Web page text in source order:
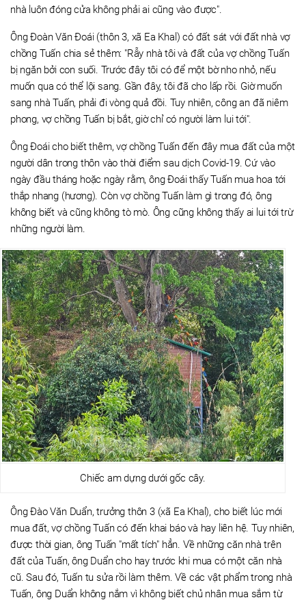
nhà luôn đóng cửa không phải ai cũng vào được".
Ông Đoàn Văn Đoái (thôn 3, xã Ea Khal) có đất sát với đất nhà vợ
chồng Tuấn chia sẻ thêm: "Rẫy nhà tôi và đất của vợ chồng Tuấn
bị ngăn bởi con suối. Trước đây tôi có để một bờ nho nhỏ, nếu
muốn qua có thể lội sang. Gần đây, tôi đã cho lấp rồi. Giờ muốn
sang nhà Tuấn, phải đi vòng quả đồi. Tuy nhiên, công an đã niêm
phong, vợ chồng Tuấn bị bắt, giờ chỉ có người làm lui tới".
Ông Đoái cho biết thêm, vợ chồng Tuấn đến đây mua đất của một
người dân trong thôn vào thời điểm sau dịch Covid-19. Cứ vào
ngày đầu tháng hoặc ngày rằm, ông Đoái thấy Tuấn mua hoa tới
thắp nhang (hương). Còn vợ chồng Tuấn làm gì trong đó, ông
không biết và cũng không tò mò. Ông cũng không thấy ai lui tới trừ
những người làm.
Chiếc am dựng dưới gốc cây.
Ông Đào Văn Duẩn, trưởng thôn 3 (xã Ea Khal), cho biết lúc mới
mua đất, vợ chồng Tuấn có đến khai báo và hay liên hệ. Tuy nhiên,
được thời gian, ông Tuấn "mất tích" hẳn. Về những căn nhà trên
đất của Tuấn, ông Duẩn cho hay trước khi mua có một căn nhà
cũ. Sau đó, Tuấn tu sửa rồi làm thêm. Về các vật phẩm trong nhà
Tuấn, ông Duẩn không nắm vì không biết chủ nhân mua sắm từ